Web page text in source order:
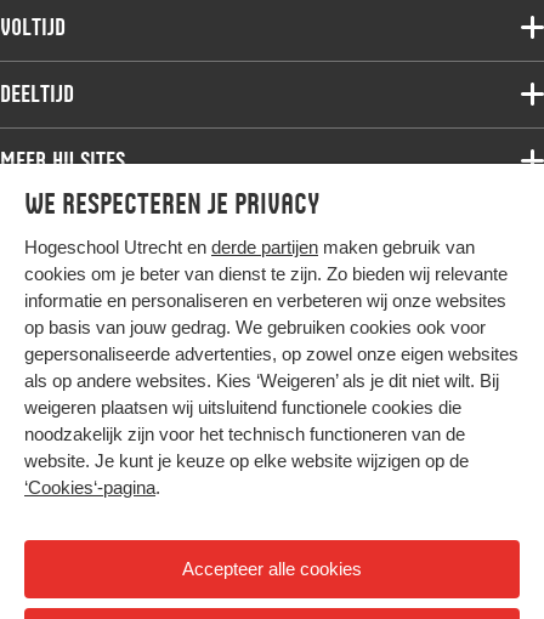
We respecteren je privacy
Hogeschool Utrecht en derde partijen maken gebruik van
cookies om je beter van dienst te zijn. Zo bieden wij relevante
informatie en personaliseren en verbeteren wij onze websites
op basis van jouw gedrag. We gebruiken cookies ook voor
gepersonaliseerde advertenties, op zowel onze eigen websites
als op andere websites. Kies ‘Weigeren’ als je dit niet wilt. Bij
weigeren plaatsen wij uitsluitend functionele cookies die
noodzakelijk zijn voor het technisch functioneren van de
website. Je kunt je keuze op elke website wijzigen op de
‘Cookies‘-pagina.
Accepteer alle cookies
Voltijdopleidingen
Deeltijdopleidingen
Onderzoek
Werken bij de HU
Contact
Voltijd
Associate degree
Bachelor
Master
Studiekeuze voltijd
Deeltijd
Associate degree
Bachelor
Master
Post-master
Studiekeuze deeltijd
Meer HU sites
HU International
HU Bibliotheek
HU Ontwikkelt
Duurzame HU
Intranet
Trajectum
Hier komt alles samen
Colofon
Privacy
Cookies
Nieuwsbrief
Hoog contrast